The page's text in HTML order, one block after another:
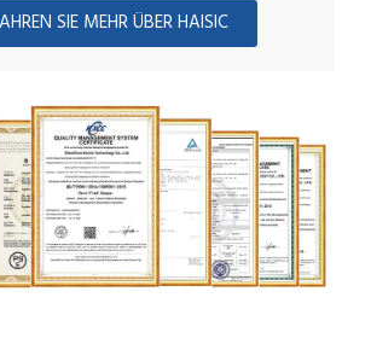
SIE MEHR ÜBER HAISIC